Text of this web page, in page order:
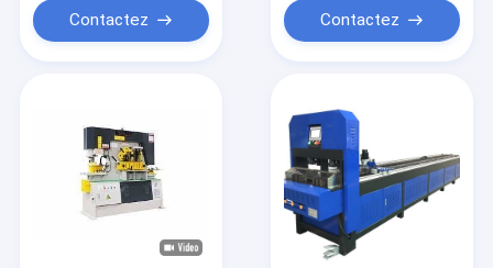
tuyauContactez
poinçonneuse
Contactez